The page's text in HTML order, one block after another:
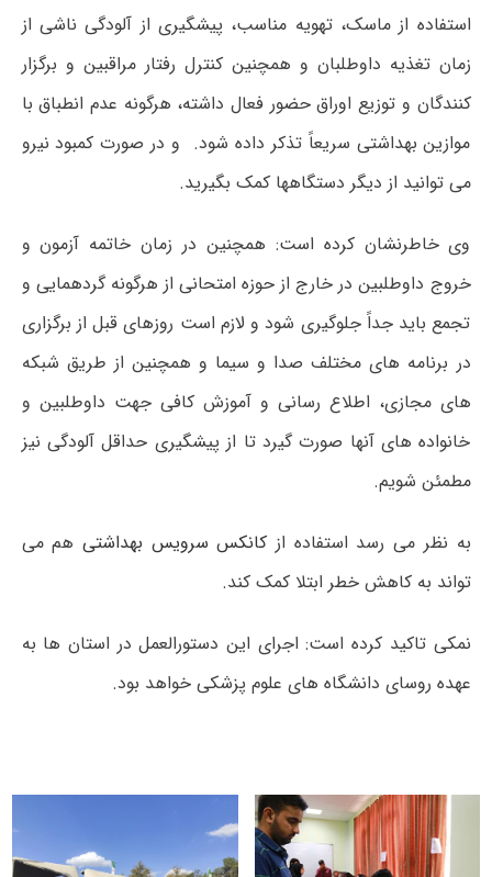
استفاده از ماسک، تهویه مناسب، پیشگیری از آلودگی ناشی از
زمان تغذیه داوطلبان و همچنین کنترل رفتار مراقبین و برگزار
کنندگان و توزیع اوراق حضور فعال داشته، هرگونه عدم انطباق با
موازین بهداشتی سریعاً تذکر داده شود. و در صورت کمبود نیرو
می توانید از دیگر دستگاهها کمک بگیرید.
وی خاطرنشان کرده است: همچنین در زمان خاتمه آزمون و
خروج داوطلبین در خارج از حوزه امتحانی از هرگونه گردهمایی و
تجمع باید جداً جلوگیری شود و لازم است روزهای قبل از برگزاری
در برنامه های مختلف صدا و سیما و همچنین از طریق شبکه
های مجازی، اطلاع رسانی و آموزش کافی جهت داوطلبین و
خانواده های آنها صورت گیرد تا از پیشگیری حداقل آلودگی نیز
مطمئن شویم.
به نظر می رسد استفاده از کانکس سرویس بهداشتی هم می
تواند به کاهش خطر ابتلا کمک کند.
نمکی تاکید کرده است: اجرای این دستورالعمل در استان ها به
عهده روسای دانشگاه های علوم پزشکی خواهد بود.